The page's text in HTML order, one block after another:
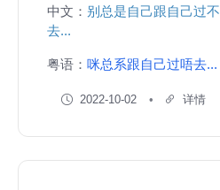
中文： 别总是自己跟自己过不
去...
粤语： 咪总系跟自己过唔去...
2022-10-02 详情